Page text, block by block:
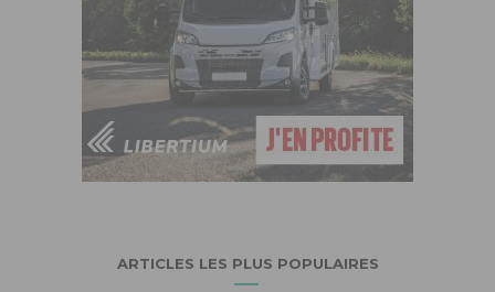
ARTICLES LES PLUS POPULAIRES